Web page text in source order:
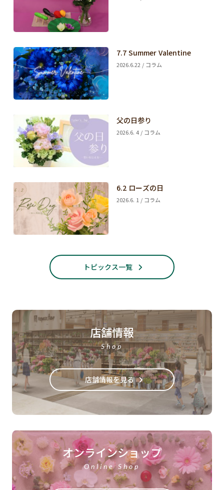
7.7 Summer Valentine
2026.6.22 / コラム
父の日参り
2026.6. 4 / コラム
6.2 ローズの日
2026.6. 1 / コラム
トピックス一覧
店舗情報
Shop
店舗情報を見る
オンラインショップ
Online Shop